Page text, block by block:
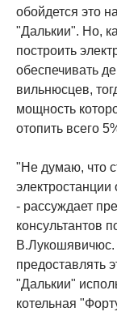
обойдется это
"Далькии". Но,
построить
обеспечивать
вильнюсцев,
мощность
отопить всего
"Не думаю, что
- рассуждает
консультантов
В.Лукошявичюс.
предоставлять
"Далькии"
котельная